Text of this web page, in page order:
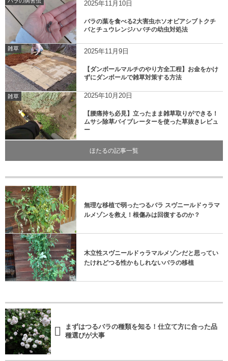
2025年11月10日
バラの葉を食べる2大害虫ホソオビアシブトクチ
バとチュウレンジハバチの幼虫対処法
雑草 2025年11月9日
【ダンボールマルチのやり方全工程】お金をかけ
ずにダンボールで雑草対策する方法
雑草 2025年10月20日
【腰痛持ち必見】立ったまま雑草取りができる！
ムサシ除草バイブレーターを使った草抜きレビュ
ー
ほたるの記事一覧
無理な移植で弱ったつるバラ スヴニールドゥラマ
ルメゾンを救え！根傷みは回復するのか？
木立性スヴニールドゥラマルメゾンだと思ってい
たけれどつる性かもしれないバラの移植
まずはつるバラの種類を知る！仕立て方に合った品
種選びが大事